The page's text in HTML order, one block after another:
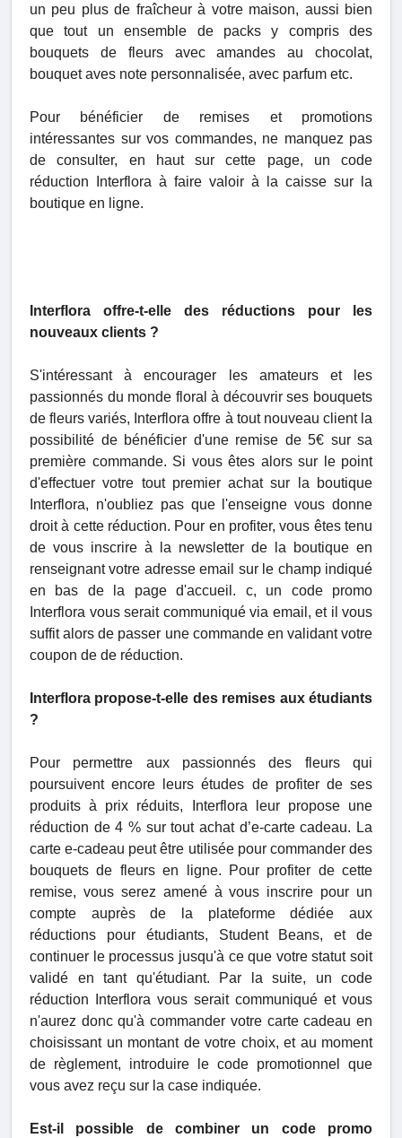
un peu plus de fraîcheur à votre maison, aussi bien
que tout un ensemble de packs y compris des
bouquets de fleurs avec amandes au chocolat,
bouquet aves note personnalisée, avec parfum etc.
Pour bénéficier de remises et promotions
intéressantes sur vos commandes, ne manquez pas
de consulter, en haut sur cette page, un code
réduction Interflora à faire valoir à la caisse sur la
boutique en ligne.
Interflora offre-t-elle des réductions pour les
nouveaux clients ?
S'intéressant à encourager les amateurs et les
passionnés du monde floral à découvrir ses bouquets
de fleurs variés, Interflora offre à tout nouveau client la
possibilité de bénéficier d'une remise de 5€ sur sa
première commande. Si vous êtes alors sur le point
d'effectuer votre tout premier achat sur la boutique
Interflora, n'oubliez pas que l'enseigne vous donne
droit à cette réduction. Pour en profiter, vous êtes tenu
de vous inscrire à la newsletter de la boutique en
renseignant votre adresse email sur le champ indiqué
en bas de la page d'accueil. c, un code promo
Interflora vous serait communiqué via email, et il vous
suffit alors de passer une commande en validant votre
coupon de de réduction.
Interflora propose-t-elle des remises aux étudiants
?
Pour permettre aux passionnés des fleurs qui
poursuivent encore leurs études de profiter de ses
produits à prix réduits, Interflora leur propose une
réduction de 4 % sur tout achat d’e-carte cadeau. La
carte e-cadeau peut être utilisée pour commander des
bouquets de fleurs en ligne. Pour profiter de cette
remise, vous serez amené à vous inscrire pour un
compte auprès de la plateforme dédiée aux
réductions pour étudiants, Student Beans, et de
continuer le processus jusqu'à ce que votre statut soit
validé en tant qu'étudiant. Par la suite, un code
réduction Interflora vous serait communiqué et vous
n'aurez donc qu'à commander votre carte cadeau en
choisissant un montant de votre choix, et au moment
de règlement, introduire le code promotionnel que
vous avez reçu sur la case indiquée.
Est-il possible de combiner un code promo